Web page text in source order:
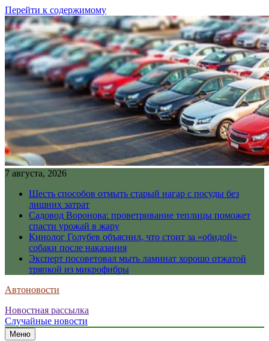
Перейти к содержимому
7 августа, 2026
Шесть способов отмыть старый нагар с посуды без
лишних затрат
Садовод Воронова: проветривание теплицы поможет
спасти урожай в жару
Кинолог Голубев объяснил, что стоит за «обидой»
собаки после наказания
Эксперт посоветовал мыть ламинат хорошо отжатой
тряпкой из микрофибры
Автоновости
Новостная рассылка
Случайные новости
Меню